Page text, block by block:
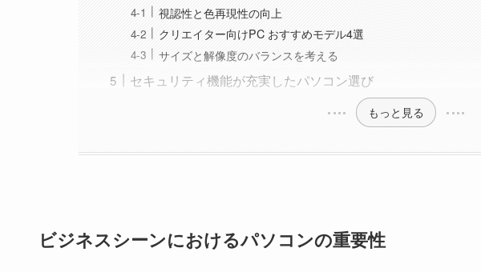
視認性と色再現性の向上
クリエイター向けPC おすすめモデル4選
サイズと解像度のバランスを考える
セキュリティ機能が充実したパソコン選び
もっと見る
ビジネスシーンにおけるパソコンの重要性